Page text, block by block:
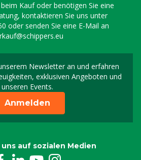
Kauf oder benötigen Sie eine
kontaktieren Sie uns unter
oder senden Sie eine E-Mail an
Newsletter an und erfahren
exklusiven Angeboten und
unseren Events.
Melden Sie sich für
Anmelden
uns auf sozialen Medien